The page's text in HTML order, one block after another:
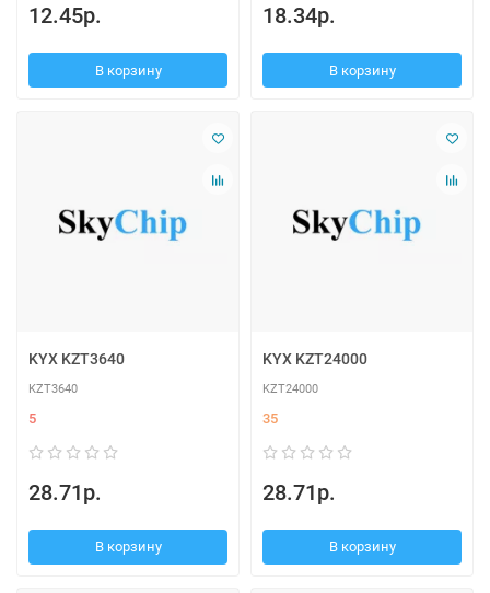
12.45р.
В корзину
18.34р.
В корзину
KYX KZT3640
KZT3640
5
28.71р.
В корзину
KYX KZT24000
KZT24000
35
28.71р.
В корзину